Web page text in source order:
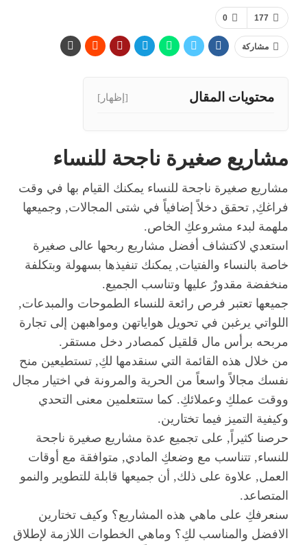
0 177
مشاركة
محتويات المقال [إظهار]
مشاريع صغيرة ناجحة للنساء
مشاريع صغيرة ناجحة للنساء يمكنك القيام بها في وقت
فراغكِ, تحقق دخلاً إضافياً في شتى المجالات, وجميعها
ملهمة لبدء مشروعكِ الخاص.
استعدي لاكتشاف أفضل مشاريع ربحها عالى صغيرة
خاصة بالنساء والفتيات, يمكنك تنفيذها بسهولة وبتكلفة
منخفضة مقدورٌ عليها وتناسب الجميع.
جميعها تعتبر فرص رائعة للنساء الطموحات والمبدعات,
اللواتي يرغبن في تحويل هواياتهن ومواهبهن إلى تجارة
مربحه برأس مال قلقيل كمصادر دخل مستقر.
من خلال هذه القائمة التي سنقدمها لكِ, تستطيعين منح
نفسك مجالاً واسعاً من الحرية والمرونة في اختيار مجال
ووقت عملكِ وعملائكِ. كما ستتعلمين معنى التحدي
وكيفية التميز فيما تختارين.
حرصنا كثيراً, على تجميع عدة مشاريع صغيرة ناجحة
للنساء, تتناسب مع وضعكِ المادي, متوافقة مع أوقات
العمل, علاوة على ذلك, أن جميعها قابلة للتطوير والنمو
المتصاعد.
سنعرفكِ على ماهي هذه المشاريع؟ وكيف تختارين
الافضل والمناسب لكِ؟ وماهي الخطوات اللازمة لإطلاق